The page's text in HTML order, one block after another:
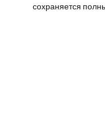
сохраняется